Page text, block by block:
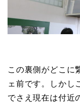
この裏側がどこに
ェ前です。しかし
でさえ現在は付近